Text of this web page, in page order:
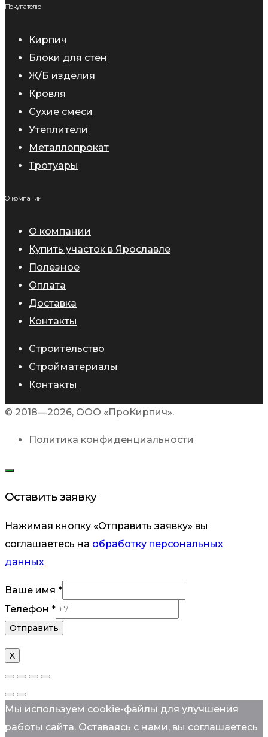
Покупателю
Кирпич
Блоки для стен
Ж/Б изделия
Кровля
Сухие смеси
Утеплители
Металлопрокат
Тротуары
О компании
О компании
Купить участок в Ярославле
Полезное
Оплата
Доставка
Контакты
Строительство
Стройматериалы
Контакты
© 2018—2026, ООО «ПроКирпич».
Политика конфиденциальности
Оставить заявку
Нажимая кнопку «Отправить заявку» вы
соглашаетесь на обработку персональных
данных
Телефон
имя
Ваше имя *
Телефон *
Отправить
X
Мы используем cookie-файлы для улучшения
работы сайта. Оставаясь с нами, вы соглашаетесь